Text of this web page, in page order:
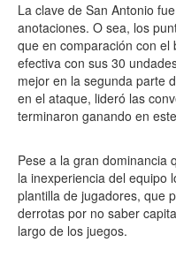
La clave de San Antonio
anotaciones. O sea, los
que en comparación con el
efectiva con sus 30
mejor en la segunda parte
en el ataque, lideró las
terminaron ganando en
Pese a la gran dominancia
la inexperiencia del equipo
plantilla de jugadores, que
derrotas por no saber
largo de los juegos.